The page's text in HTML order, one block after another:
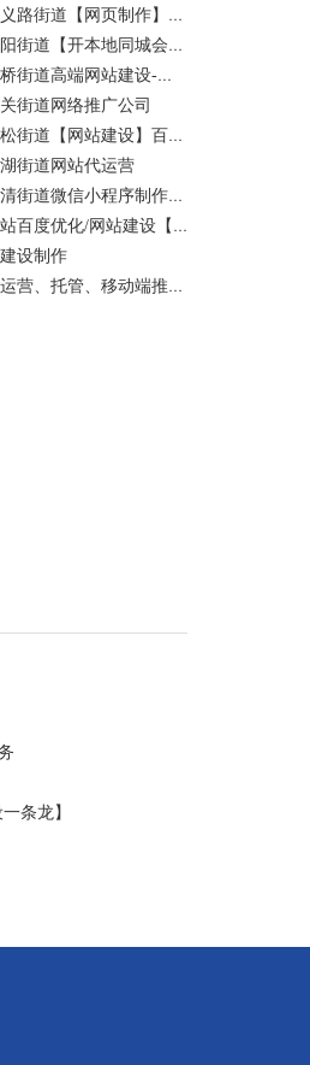
湖北省武汉市武昌区首义路街道【网页制作】网站维护-网站改版
湖北省武汉市汉阳区龙阳街道【开本地同城会员推广】百度推广费用 咨询服务
湖北省武汉市汉阳区建桥街道高端网站建设-百家号注册、蓝V认证
街道网络推广公司
湖北省武汉市江汉区万松街道【网站建设】百度关键词优化排名
街道网站代运营
湖北省武汉市江岸区永清街道微信小程序制作公司
湖北省武汉市蔡甸区网站百度优化/网站建设【400电话申请】
设制作
湖北省武汉市汉阳区代运营、托管、移动端推广公司【网站建设一条龙】
条龙】